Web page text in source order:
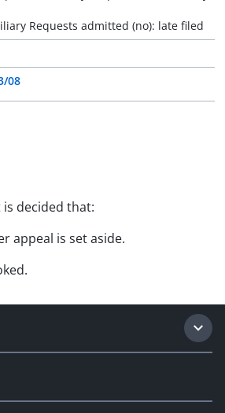
Requests admitted (no): late filed
08
decided that:
appeal is set aside.